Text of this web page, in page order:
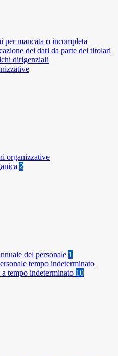
per mancata o incompleta
dei dati da parte dei titolari
dirigenziali
organizzative
2
del personale 1
tempo indeterminato
a tempo indeterminato 10